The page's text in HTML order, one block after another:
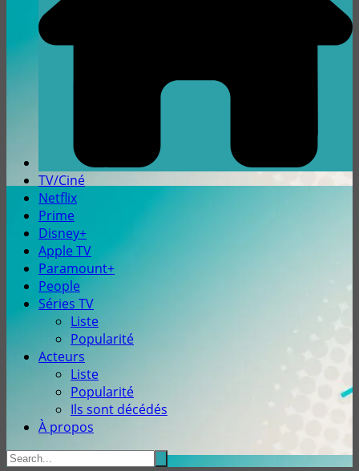
TV/Ciné
Netflix
Prime
Disney+
Apple TV
Paramount+
People
Séries TV
Liste
Popularité
Acteurs
Liste
Popularité
Ils sont décédés
À propos